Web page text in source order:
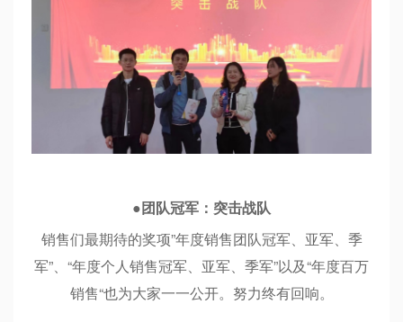
●团队冠军：突击战队
销售们最期待的奖项”年度销售团队冠军、亚军、季
军”、“年度个人销售冠军、亚军、季军”以及“年度百万
销售“也为大家一一公开。努力终有回响。